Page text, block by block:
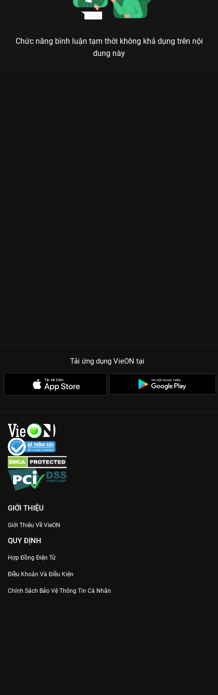
Chức năng bình luận tạm thời không khả dụng trên nội
dung này
Tải ứng dụng VieON tại
GIỚI THIỆU
Giới Thiệu Về VieON
QUY ĐỊNH
Hợp Đồng Điện Tử
Điều Khoản Và Điều Kiện
Chính Sách Bảo Vệ Thông Tin Cá Nhân